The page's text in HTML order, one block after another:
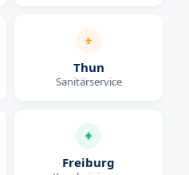
Thun
Sanitärservice
Freiburg